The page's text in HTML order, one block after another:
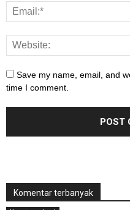
Save my name, email, and
time I comment.
Komentar terbanyak